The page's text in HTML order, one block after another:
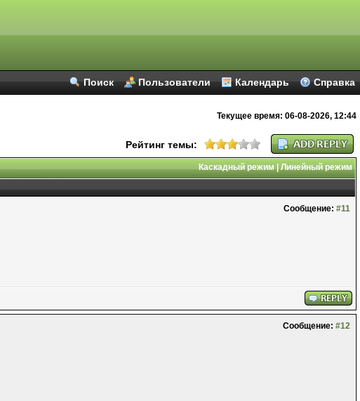
Поиск Пользователи Календарь Справка
Текущее время: 06-08-2026, 12:44
Рейтинг темы:
Каскадный режим|Линейный режим
Сообщение: #11
Сообщение: #12